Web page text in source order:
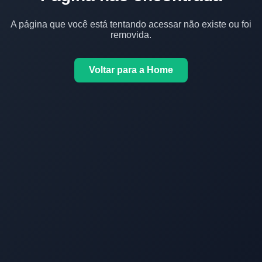
A página que você está tentando acessar não existe ou foi
removida.
Voltar para a Home